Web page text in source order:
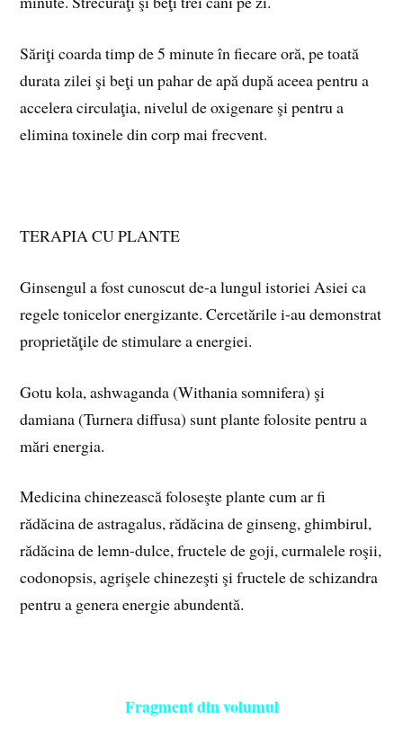
Săriţi coarda timp de 5 minute în fiecare oră, pe toată
durata zilei şi beţi un pahar de apă după aceea pentru a
accelera circulaţia, nivelul de oxigenare şi pentru a
elimina toxinele din corp mai frecvent.
TERAPIA CU PLANTE
Ginsengul a fost cunoscut de-a lungul istoriei Asiei ca
regele tonicelor energizante. Cercetările i-au demonstrat
proprietăţile de stimulare a energiei.
Gotu kola, ashwaganda (Withania somnifera) şi
damiana (Turnera diffusa) sunt plante folosite pentru a
mări energia.
Medicina chinezească foloseşte plante cum ar fi
rădăcina de astragalus, rădăcina de ginseng, ghimbirul,
rădăcina de lemn-dulce, fructele de goji, curmalele roşii,
codonopsis, agrişele chinezeşti şi fructele de schizandra
pentru a genera energie abundentă.
Fragment din volumul